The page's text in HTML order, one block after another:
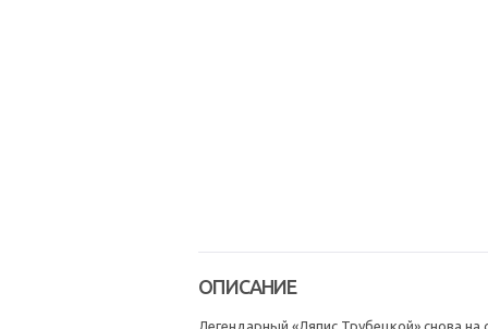
ОПИСАНИЕ
Легендарный «Ляпис Трубецкой» снова